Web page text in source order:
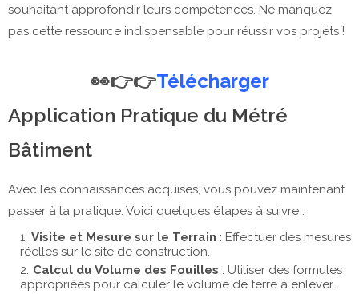
souhaitant approfondir leurs compétences. Ne manquez
pas cette ressource indispensable pour réussir vos projets !
👀👉👉Télécharger
Application Pratique du Métré
Bâtiment
Avec les connaissances acquises, vous pouvez maintenant
passer à la pratique. Voici quelques étapes à suivre :
Visite et Mesure sur le Terrain : Effectuer des mesures
réelles sur le site de construction.
Calcul du Volume des Fouilles : Utiliser des formules
appropriées pour calculer le volume de terre à enlever.